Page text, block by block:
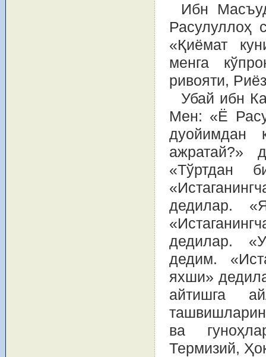
Ибн
Расулуллоҳ
«Қиёмат
менга
ривояти,
Убай ибн
Мен: «Ё
дуойимдан
ажратай?»
«Тўртдан
дедилар.
дедилар.
дедим.
яхши»
айтишга
ва
Термизий,